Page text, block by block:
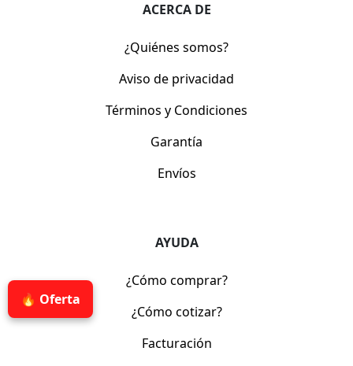
🔥 Oferta
ACERCA DE
¿Quiénes somos?
Aviso de privacidad
Términos y Condiciones
Garantía
Envíos
AYUDA
¿Cómo comprar?
¿Cómo cotizar?
Facturación